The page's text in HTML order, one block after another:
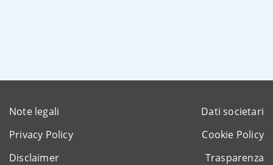
Note legali
Dati societari
Privacy Policy
Cookie Policy
Disclaimer
Trasparenza